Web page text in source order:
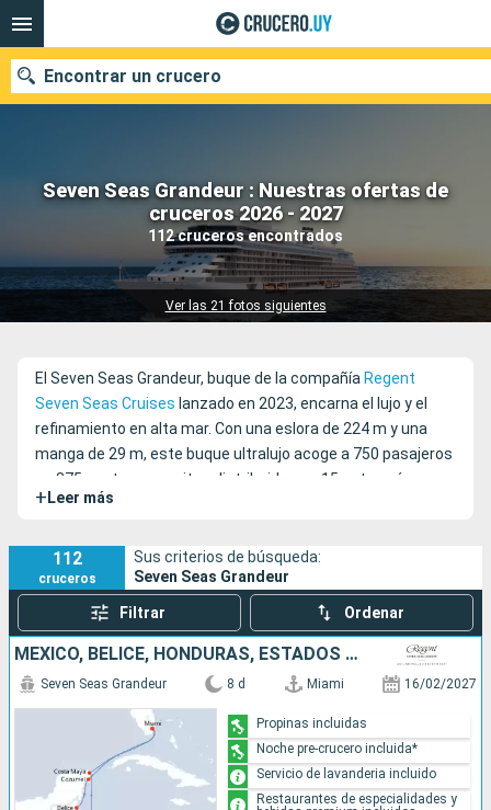
Seven Seas Grandeur : Nuestras ofertas de
cruceros 2026 - 2027
112 cruceros encontrados
Ver las 21 fotos siguientes
Encontrar un crucero
Nuestros destinos
Fecha de salida
Compañías
El Seven Seas Grandeur, buque de la compañía Regent
Seven Seas Cruises lanzado en 2023, encarna el lujo y el
refinamiento en alta mar. Con una eslora de 224 m y una
manga de 29 m, este buque ultralujo acoge a 750 pasajeros
en 375 suntuosas suites distribuidas en 15 categorías,
todas con balcones privados que te ofrecen una vista
prestigiosas obras de arte, incluyendo originales de Picasso
y Miró, que añaden un toque artístico. Con 7 cubiertas
accesibles para ti y una tripulación atenta de 540
miembros, cada detalle está diseñado para brindarte una
comodidad excepcional y una experiencia sin igual. El Seven
Seas Grandeur cuenta con dos buques gemelos, elSeven
Seas Explorery elSeven Seas Splendor
+ Leer más
112
cruceros
Sus criterios de búsqueda:
Seven Seas Grandeur
Filtrar Ordenar
MÉXICO, BELICE, HONDURAS, ESTADOS UNIDOS
Seven Seas Grandeur 8 d Miami 16/02/2027
Propinas incluidas
Noche pre-crucero incluida*
Servicio de lavanderia incluido
Restaurantes de especialidades y